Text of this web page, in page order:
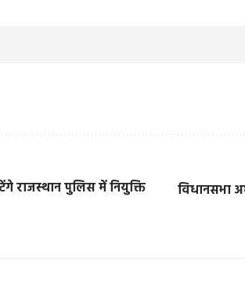
राजस्थान पुलिस में नियुक्ति
विधानसभा